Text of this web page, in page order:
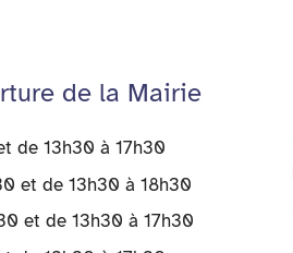
de la Mairie
de 13h30 à 17h30
et de 13h30 à 18h30
et de 13h30 à 17h30